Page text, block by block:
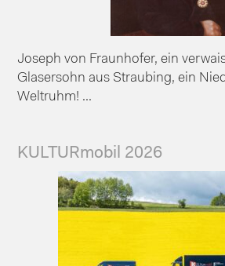
Joseph von Fraunhofer, ein
Glasersohn aus Straubing, ein
Weltruhm! ...
KULTURmobil 2026